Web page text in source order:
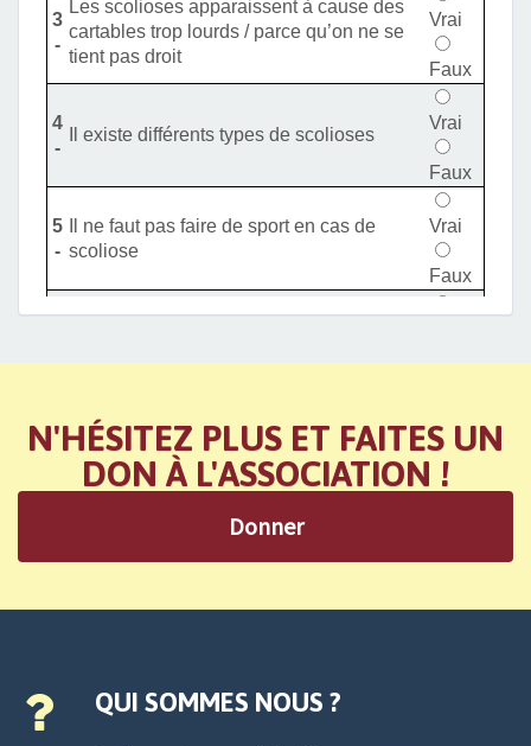
N'HÉSITEZ PLUS ET FAITES UN
DON À L'ASSOCIATION !
Donner
QUI SOMMES NOUS ?